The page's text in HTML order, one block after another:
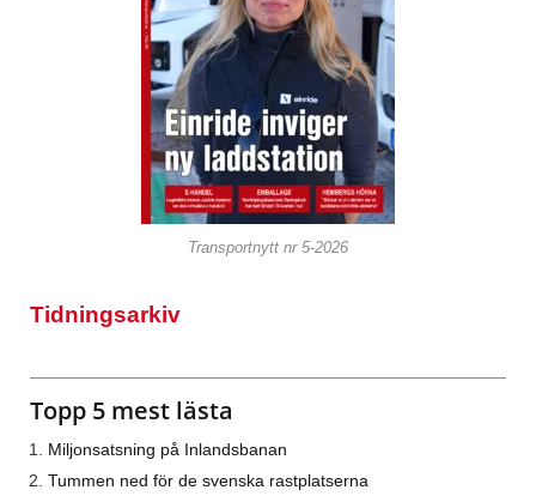
Transportnytt nr 5-2026
Tidningsarkiv
Topp 5 mest lästa
Miljonsatsning på Inlandsbanan
Tummen ned för de svenska rastplatserna